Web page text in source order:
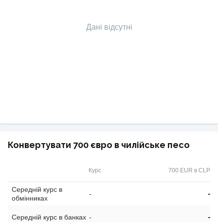
Дані відсутні
Конвертувати 700 євро в чилійське песо
Курс 700 EUR в CLP
Середній курс в
обмінниках
- -
Середній курс в банках - -